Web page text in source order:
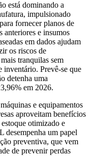
está dominando a
impulsionado
fornecer planos de
anteriores e insumos
em dados ajudam
os riscos de
tranquilas sem
inventário. Prevê-se que
detenha uma
em 2026.
e equipamentos
aproveitam benefícios
otimizado e
desempenha um papel
preventiva, que vem
de prevenir perdas